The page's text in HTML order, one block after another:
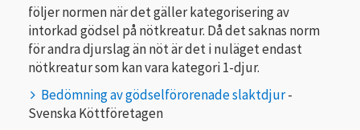
följer normen när det gäller kategorisering av
intorkad gödsel på nötkreatur. Då det saknas norm
för andra djurslag än nöt är det i nuläget endast
nötkreatur som kan vara kategori 1-djur.
Bedömning av gödselförorenade slaktdjur-
Svenska Köttföretagen